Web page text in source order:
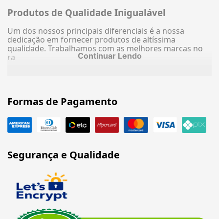
Produtos de Qualidade Inigualável
Um dos nossos principais diferenciais é a nossa
dedicação em fornecer produtos de altíssima
qualidade. Trabalhamos com as melhores marcas no
ra
Continuar Lendo
Formas de Pagamento
Segurança e Qualidade